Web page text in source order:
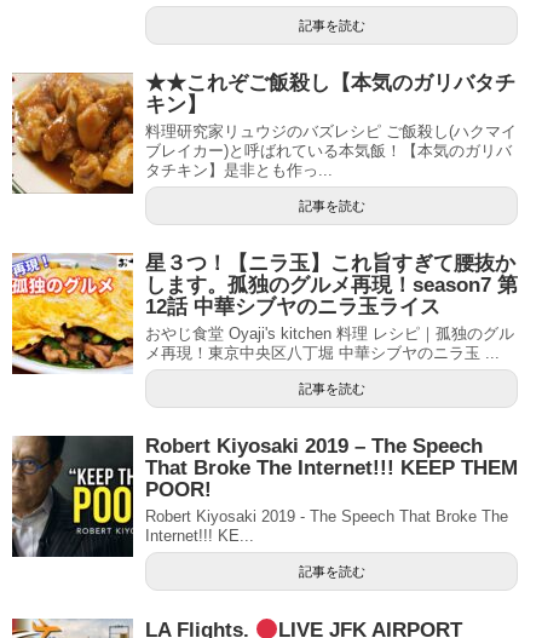
記事を読む
★★これぞご飯殺し【本気のガリバタチ
キン】
料理研究家リュウジのバズレシピ ご飯殺し(ハクマイ
ブレイカー)と呼ばれている本気飯！【本気のガリバ
タチキン】是非とも作っ...
記事を読む
星３つ！【ニラ玉】これ旨すぎて腰抜か
します。孤独のグルメ再現！season7 第
12話 中華シブヤのニラ玉ライス
おやじ食堂 Oyaji's kitchen 料理 レシピ｜孤独のグル
メ再現！東京中央区八丁堀 中華シブヤのニラ玉 ...
記事を読む
Robert Kiyosaki 2019 – The Speech
That Broke The Internet!!! KEEP THEM
POOR!
Robert Kiyosaki 2019 - The Speech That Broke The
Internet!!! KE...
記事を読む
LA Flights. LIVE JFK AIRPORT